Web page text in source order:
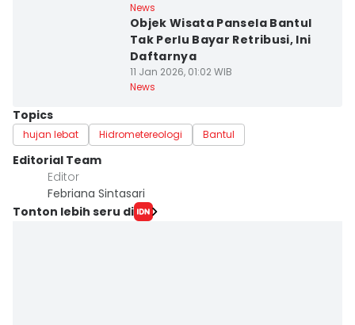
News
Objek Wisata Pansela Bantul
Tak Perlu Bayar Retribusi, Ini
Daftarnya
11 Jan 2026, 01:02 WIB
News
Topics
hujan lebat Hidrometereologi Bantul
Editorial Team
Editor
Febriana Sintasari
Tonton lebih seru di